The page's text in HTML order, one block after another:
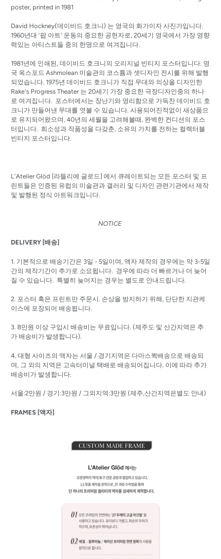
poster, printed in 1981
David Hockney(데이비드 호크니) 는 영국의 화가이자 사진가입니다.
1960년대 '팝 아트' 운동의 중요한 공헌자로, 20세기 영국에서 가장 영향
력있는 아티스트들 중의 한명으로 여겨집니다.
1981년에 인쇄된, 데이비드 호크니의 오리지널 빈티지 포스터입니다. 영
국 옥스포드 Ashmolean 미술관의 코스튬과 셋디자인 전시를 위해 발행
되었습니다. 1975년 데이비드 호크니가 직접 무대와 의상을 디자인한
Rake's Progress Theater 는 20세기 가장 중요한 극장디자인중의 하나
로 여겨집니다. 포스터에서는 장난기와 영리함으로 가득찬 데이비드 호
크니가 만들어낸 무대를 엿볼 수 있습니다. 사용되어진적없이 새상품으
로 유지되어왔으며, 40년의 세월을 고려해볼때, 완벽한 컨디션의 포스
터입니다. 희소성과 작품성을 다갖춘, 소유의 가치를 전하는 컬렉터블
빈티지 포스터입니다.
L'Atelier Glöd [라뜰리에 글로드] 에서 큐레이트되는 모든 포스터 및 프
린트들은 인증된 유럽의 미술관과 갤러리 및 디자인 관련기관에서 제작
및 발행된 정식 아트워크입니다.
NOTICE
DELIVERY [배송]
1. 기본적으로 배송기간은 3일 - 5일이며, 액자 제작의 경우에는 약 3-5일
간의 제작기간이 추가로 소요됩니다. 경우에 따라 더 빠르거나 더 늦어
질 수 있습니다. 특별히 늦어지는 경우는 별도로 안내드립니다.
2. 포스터 혹은 프린트만 주문시. 손상을 방지하기 위해 , 단단한 지관케
이스에 포장되어 배송됩니다.
3. 8만원 이상 구입시 배송비는 무료입니다. (제주도 및 산간지역은 추
가 배송비가 발생합니다).
4. 대형 사이즈의 액자는 서울 / 경기지역은 다마스퀵배송으로 배송되
며, 그 외의 지역은 고속터미널 택배로 배송되어집니다. 이에 따라 추가
배송비가 발생합니다.
서울:2만원 / 경기:3만원 / 그외지역:3만원 (제주,산간지역은별도 안내)
FRAMES [액자]